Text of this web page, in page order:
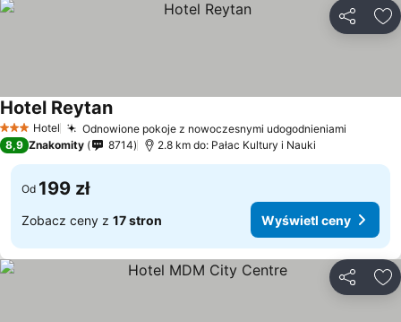
3 Kategoria
Hotel Odnowione pokoje z nowoczesnymi udogodnieniami
Hotel Reytan
8,9 Znakomity 8714 2.8 km do: Pałac Kultury i Nauki
Od 199 zł
Zobacz ceny z 17 stron Wyświetl ceny